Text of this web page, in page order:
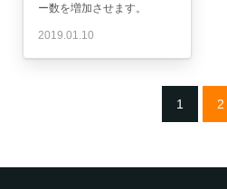
ー数を増加させます。
2019.01.10
1 2